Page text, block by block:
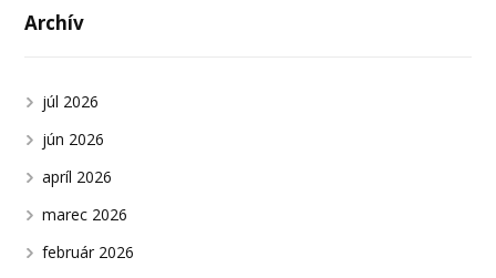
Archív
júl 2026
jún 2026
apríl 2026
marec 2026
február 2026